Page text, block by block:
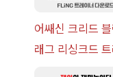
어쌔신 크리드
래그 리싱크드 트